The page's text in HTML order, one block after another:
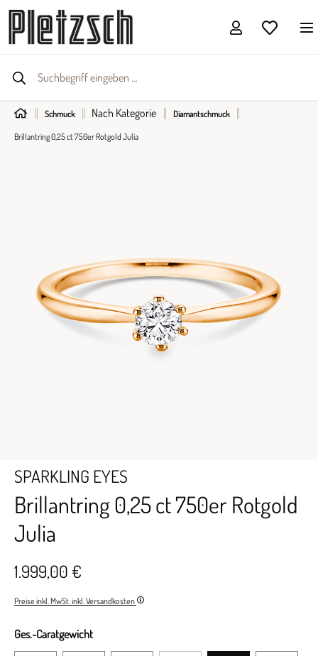
Schmuck Nach Kategorie Diamantschmuck
Brillantring 0,25 ct 750er Rotgold Julia
SPARKLING EYES
Brillantring 0,25 ct 750er Rotgold
Julia
1.999,00 €
Preise inkl. MwSt. inkl. Versandkosten
Ges.-Caratgewicht